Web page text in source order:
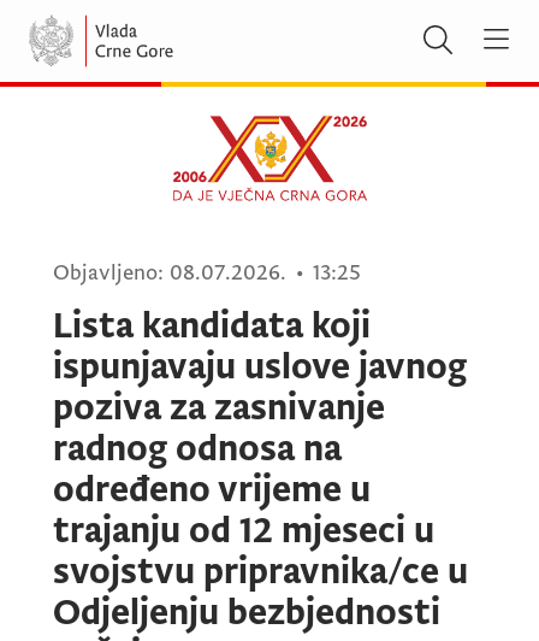
Lista kandidata koji
ispunjavaju uslove javnog
poziva za zasnivanje
radnog odnosa na
određeno vrijeme u
trajanju od 12 mjeseci u
svojstvu pripravnika/ce u
Odjeljenju bezbjednosti
Objavljeno: 08.07.2026. • 13:25